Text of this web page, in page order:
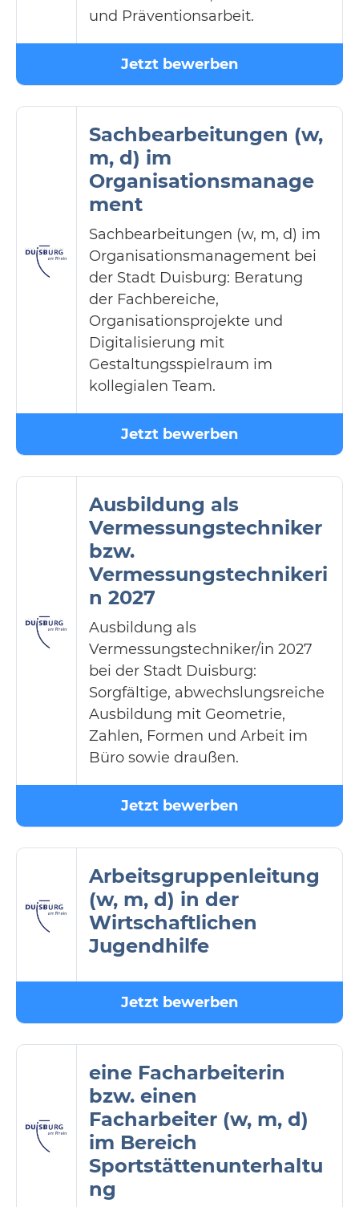
und Präventionsarbeit.
Jetzt bewerben
Sachbearbeitungen (w,
m, d) im
Organisationsmanage
ment
Sachbearbeitungen (w, m, d) im
Organisationsmanagement bei
der Stadt Duisburg: Beratung
der Fachbereiche,
Organisationsprojekte und
Digitalisierung mit
Gestaltungsspielraum im
kollegialen Team.
Jetzt bewerben
Ausbildung als
Vermessungstechniker
bzw.
Vermessungstechnikeri
n 2027
Ausbildung als
Vermessungstechniker/in 2027
bei der Stadt Duisburg:
Sorgfältige, abwechslungsreiche
Ausbildung mit Geometrie,
Zahlen, Formen und Arbeit im
Büro sowie draußen.
Jetzt bewerben
Arbeitsgruppenleitung
(w, m, d) in der
Wirtschaftlichen
Jugendhilfe
Jetzt bewerben
eine Facharbeiterin
bzw. einen
Facharbeiter (w, m, d)
im Bereich
Sportstättenunterhaltu
ng